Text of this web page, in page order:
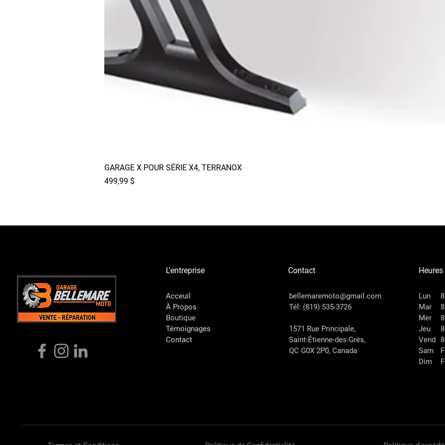
GARAGE X POUR SÉRIE X4, TERRANOX
Prix
499,99 $
L'entreprise
Acceuil
À Propos
Boutique
Témoignages
Contact
Contact
bellemaremoto@gmail.com
Tél: (819) 535-3726
1571 Rue Principale,
Saint-Étienne-des-Grès,
QC G0X 2P0, Canada
Heures
Lun
Mar
Mer
Jeu
Vend
Sam
Dim